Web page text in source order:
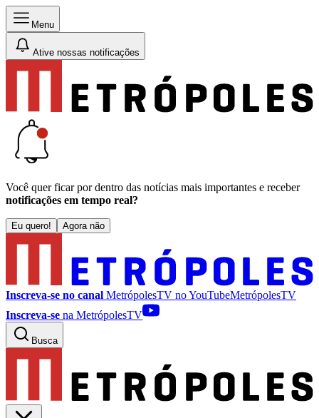
Menu
Ative nossas notificações
Você quer ficar por dentro das notícias mais importantes e receber
notificações em tempo real?
Eu quero! Agora não
Inscreva-se no canal MetrópolesTV noYouTubeMetrópolesTV
Inscreva-se na MetrópolesTV
Busca